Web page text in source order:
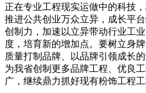
正在专业工程现实运做中的科技
推进公共创业万众立异，成长平
创制力，加速以立异带动行业工
度，培育新的增加点。要树立身
质量打制品牌、以品牌引领成长
为我省创制更多品牌工程、优良
广，继续鼎力抓好现有粉饰工程工